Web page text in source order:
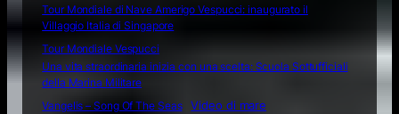
Tour Mondiale di Nave Amerigo Vespucci: inaugurato il
Villaggio Italia di Singapore
Tour Mondiale Vespucci
Una vita straordinaria inizia con una scelta: Scuola Sottufficiali
della Marina Militare
Vangelis – Song Of The Seas
Video di mare